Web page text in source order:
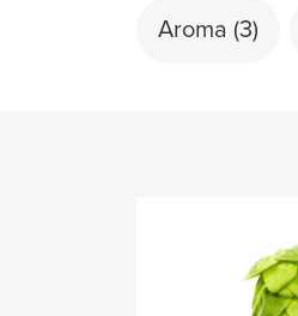
Aroma (3)